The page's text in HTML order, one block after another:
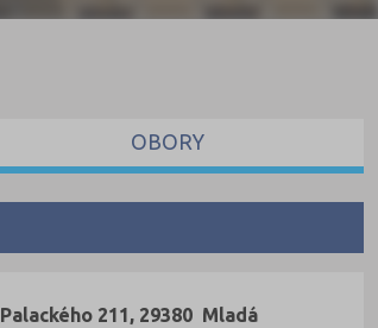
Palackého 211, 29380 Mladá
OBORY